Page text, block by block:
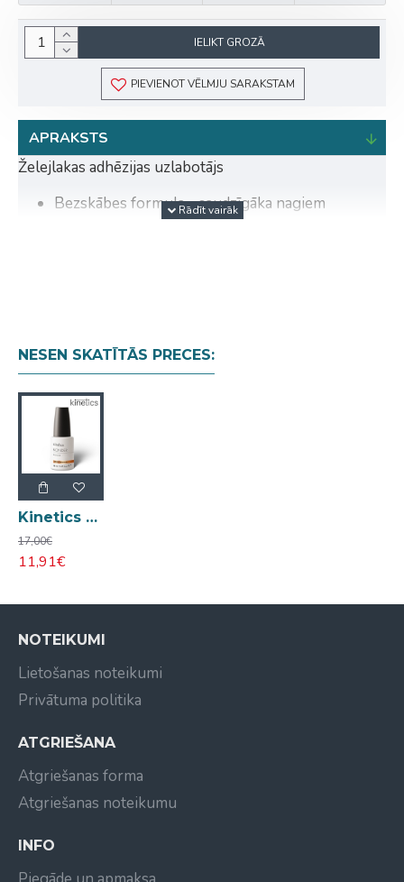
IELIKT GROZĀ
PIEVIENOT VĒLMJU SARAKSTAM
APRAKSTS
Želejlakas adhēzijas uzlabotājs
Bezskābes formula - saudzīgāka nagiem
Pagarina želejlakas nēsāšanas laiku
Lietošana: Uzklājiet pēc dehidratora. Nav nepieciešams
žāvēt lampā. Izmantojiet pirms bāzes pārklājuma.
NESEN SKATĪTĀS PRECES:
Kinetics Bonder 14ml
17,00€
11,91€
NOTEIKUMI
Lietošanas noteikumi
Privātuma politika
ATGRIEŠANA
Atgriešanas forma
Atgriešanas noteikumu
INFO